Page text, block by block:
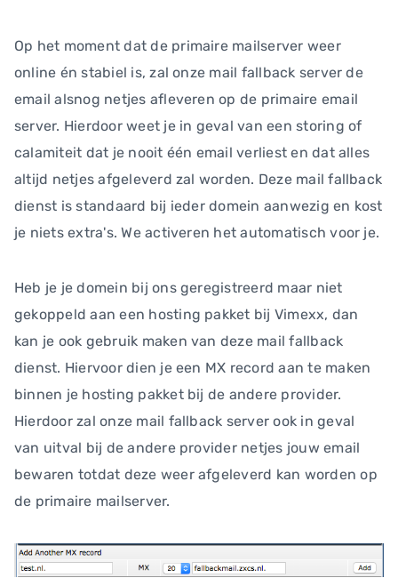
Op het moment dat de primaire mailserver weer
online én stabiel is, zal onze mail fallback server de
email alsnog netjes afleveren op de primaire email
server. Hierdoor weet je in geval van een storing of
calamiteit dat je nooit één email verliest en dat alles
altijd netjes afgeleverd zal worden. Deze mail fallback
dienst is standaard bij ieder domein aanwezig en kost
je niets extra's. We activeren het automatisch voor je.
Heb je je domein bij ons geregistreerd maar niet
gekoppeld aan een hosting pakket bij Vimexx, dan
kan je ook gebruik maken van deze mail fallback
dienst. Hiervoor dien je een MX record aan te maken
binnen je hosting pakket bij de andere provider.
Hierdoor zal onze mail fallback server ook in geval
van uitval bij de andere provider netjes jouw email
bewaren totdat deze weer afgeleverd kan worden op
de primaire mailserver.